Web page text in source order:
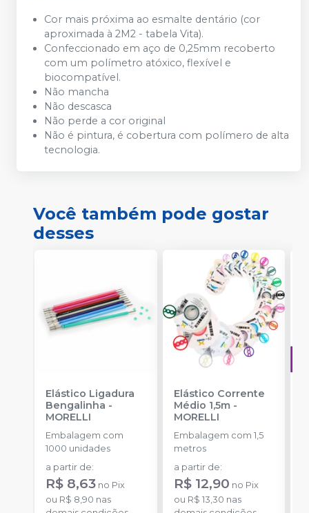
Cor mais próxima ao esmalte dentário (cor
aproximada à 2M2 - tabela Vita).
Confeccionado em aço de 0,25mm recoberto
com um polímetro atóxico, flexível e
biocompatível.
Não mancha
Não descasca
Não perde a cor original
Não é pintura, é cobertura com polímero de alta
tecnologia.
Você também pode gostar
desses
Elástico Ligadura
Bengalinha -
MORELLI
Embalagem com
1000 unidades
a partir de:
R$ 8,63 no Pix
ou R$ 8,90 nas
Elástico Corrente
Médio 1,5m-
MORELLI
Embalagem com 1,5
metros
a partir de:
R$ 12,90 no Pix
ou R$ 13,30 nas